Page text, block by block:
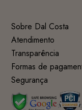
Sobre Dal Costa
Atendimento
Transparência
Formas de
Segurança